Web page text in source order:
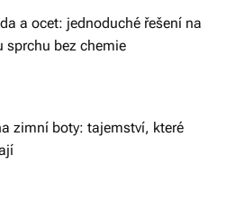
a ocet: jednoduché řešení na
sprchu bez chemie
zimní boty: tajemství, které